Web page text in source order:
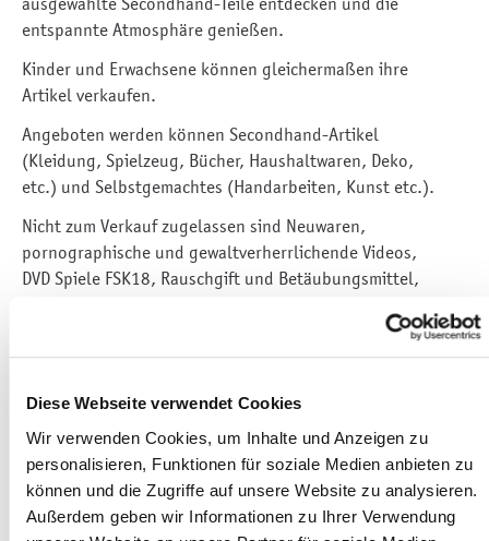
Diese Webseite verwendet Cookies
Wir verwenden Cookies, um Inhalte und Anzeigen zu
personalisieren, Funktionen für soziale Medien anbieten zu
können und die Zugriffe auf unsere Website zu analysieren.
Außerdem geben wir Informationen zu Ihrer Verwendung
entspannte Atmosphäre genießen.
Kinder und Erwachsene können gleichermaßen ihre
Artikel verkaufen.
Angeboten werden können Secondhand-Artikel
(Kleidung, Spielzeug, Bücher, Haushaltwaren, Deko,
etc.) und Selbstgemachtes (Handarbeiten, Kunst etc.).
Nicht zum Verkauf zugelassen sind Neuwaren,
pornographische und gewaltverherrlichende Videos,
DVD Spiele FSK18, Rauschgift und Betäubungsmittel,
werden.
Für kleine Besucher gibt es eine Hüpfburg oder ein
Riesenlego zum Bauen.
Standplätze sind vorab reservierbar. Alle Verkäufer